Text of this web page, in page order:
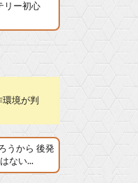
リー初心
境が判
うから 後発
ない...